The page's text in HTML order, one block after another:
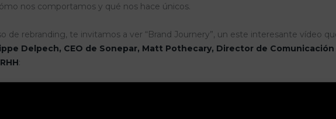
nos comportamos y qué nos hace únicos.
de rebranding, te invitamos a ver “Brand Journery”, un este interesante vídeo
Delpech, CEO de Sonepar, Matt Pothecary, Director de
: